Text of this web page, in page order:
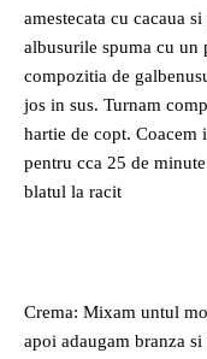
amestecata cu cacaua
albusurile spuma cu un
compozitia de
jos in sus. Turnam
hartie de copt.
pentru cca 25 de
blatul la racit
Crema: Mixam untul
apoi adaugam branza